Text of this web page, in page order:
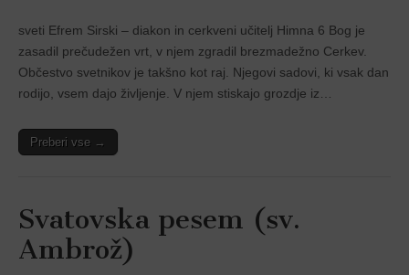
sveti Efrem Sirski – diakon in cerkveni učitelj Himna 6 Bog je
zasadil prečudežen vrt, v njem zgradil brezmadežno Cerkev.
Občestvo svetnikov je takšno kot raj. Njegovi sadovi, ki vsak dan
rodijo, vsem dajo življenje. V njem stiskajo grozdje iz…
Preberi vse →
Svatovska pesem (sv.
Ambrož)